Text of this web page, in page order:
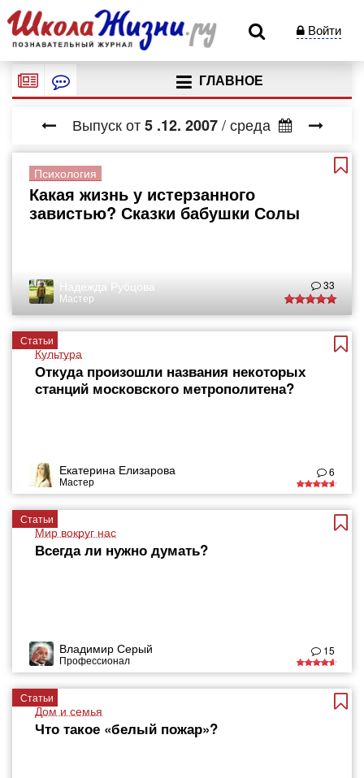
Войти
ГЛАВНОЕ
Выпуск от5 .12. 2007 / среда
Психология
Какая жизнь у истерзанного
завистью? Сказки бабушки Солы
Надежда Рубцова
Мастер
33
Статьи
Культура
Откуда произошли названия некоторых
станций московского метрополитена?
Екатерина Елизарова
Мастер
6
Статьи
Мир вокруг нас
Всегда ли нужно думать?
Владимир Серый
Профессионал
15
Статьи
Дом и семья
Что такое «белый пожар»?